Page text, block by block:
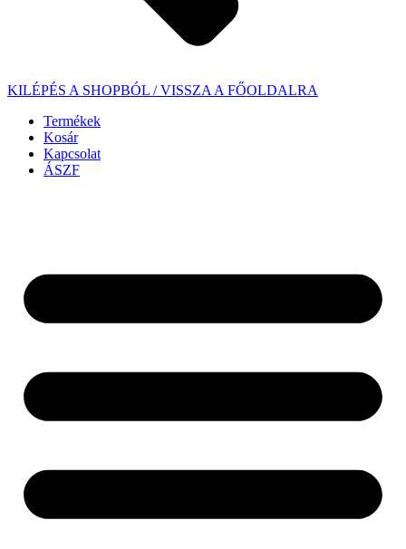
KILÉPÉS A SHOPBÓL / VISSZA A FŐOLDALRA
Termékek
Kosár
Kapcsolat
ÁSZF